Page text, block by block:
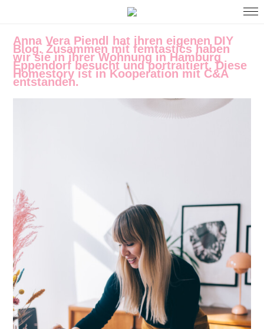
Anna Vera Piendl hat ihren eigenen DIY
Blog. Zusammen mit femtastics haben
wir sie in ihrer Wohnung in Hamburg
Eppendorf besucht und portraitiert. Diese
Homestory ist in Kooperation mit C&A
entstanden.